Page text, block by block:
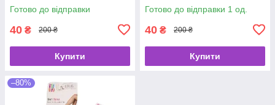
Готово до відправки
40 ₴ 200 ₴
Купити
Готово до відправки 1 од.
40 ₴ 200 ₴
Купити
–80%